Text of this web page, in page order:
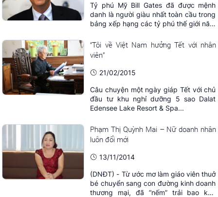
Tỷ phú Mỹ Bill Gates đã được mệnh
danh là người giàu nhất toàn cầu trong
bảng xếp hạng các tỷ phú thế giới năm
thứ 16 ông đứng ở vị trí này.
“Tôi về Việt Nam hưởng Tết với nhân
viên”
21/02/2015
Câu chuyện một ngày giáp Tết với chủ
đầu tư khu nghỉ dưỡng 5 sao Dalat
Edensee Lake Resort & Spa...
Phạm Thị Quỳnh Mai – Nữ doanh nhân
luôn đổi mới
13/11/2014
(DNĐT) - Từ ước mơ làm giáo viên thuở
bé chuyển sang con đường kinh doanh
thương mại, đã “nếm” trải bao khó